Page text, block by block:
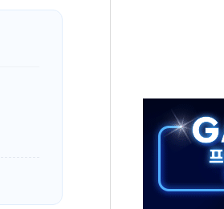
11~14일 '별똥별 멍' 운영…페르세우스 유성
령, 'ISA·주가누르기 방지법' 전면 재검토 지